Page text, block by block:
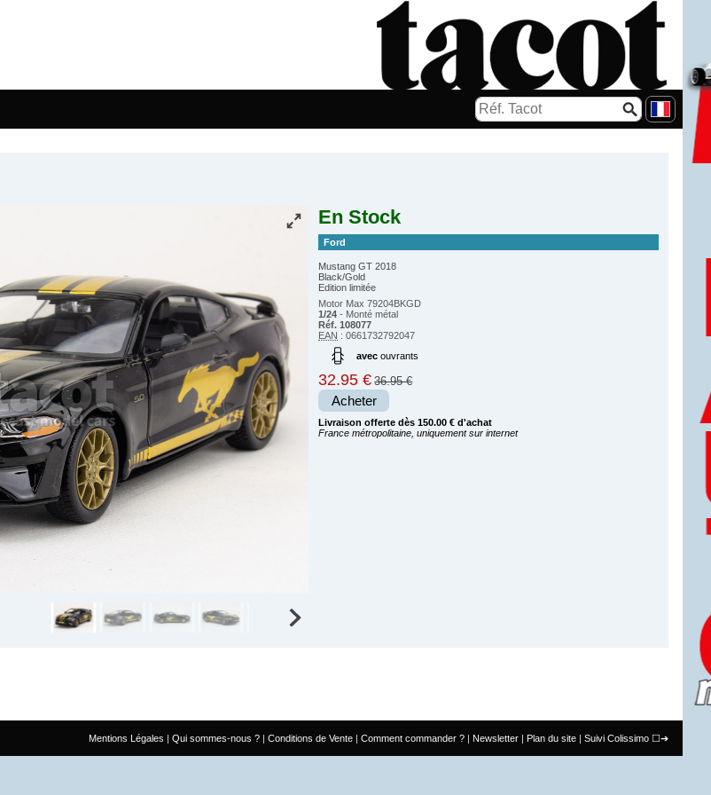
En Stock
Ford
Mustang GT 2018
Black/Gold
Edition limitée
Motor Max 79204BKGD
1/24 - Monté métal
Réf. 108077
EAN : 0661732792047
avecouvrants
32.95 € 36.95 €
Acheter
Livraison offerte dès 150.00 € d'achat
France métropolitaine, uniquement sur internet
Mentions Légales Qui sommes-nous ? Conditions de Vente Comment commander ? Newsletter Plan du site Suivi Colissimo